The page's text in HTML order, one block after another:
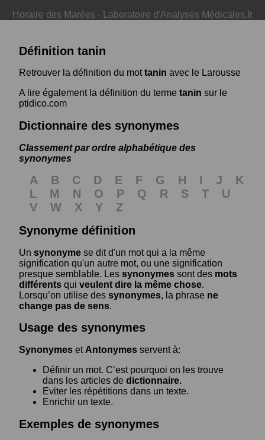
Horaire des Marées - Laboratoire d'Analyses Médicales.fr
Définition tanin
Retrouver la définition du mottanin avec le Larousse
A lire également la définition du terme tanin sur le
ptidico.com
Dictionnaire des synonymes
Classement par ordre alphabétique des
synonymes
A B C D E F G H I J
K
L
M N O P Q R S T
U
V
W X Y
Z
Synonyme définition
Un synonyme se dit d'un mot qui a la même
signification qu'un autre mot, ou une signification
presque semblable. Les synonymes sont des mots
différents qui veulent dire la même chose.
Lorsqu’on utilise des synonymes, la phrase ne
change pas de sens.
Usage des synonymes
Synonymes et Antonymes servent à:
Définir un mot. C’est pourquoi on les trouve
dans les articles de dictionnaire.
Eviter les répétitions dans un texte.
Enrichir un texte.
Exemples de synonymes